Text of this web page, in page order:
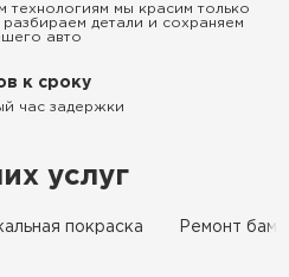
технологиям мы красим только
детали и сохраняем
авто
к сроку
час задержки
услуг
покраска Ремонт